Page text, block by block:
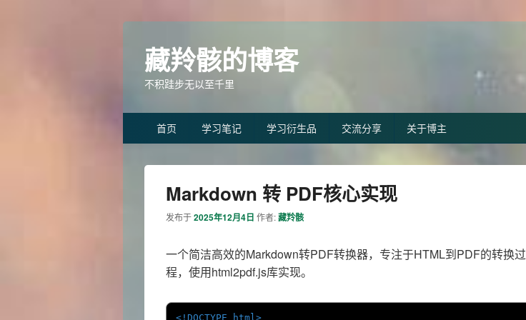
藏羚骸的博客
不积跬步无以至千里
Primary首页 学习笔记 学习衍生品 交流分享 关于博主
Markdown 转 PDF核心实现
发布于2025年12月4日 作者:藏羚骸
一个简洁高效的Markdown转PDF转换器，专注于HTML到PDF的转换过
程，使用html2pdf.js库实现。
<!DOCTYPE html>